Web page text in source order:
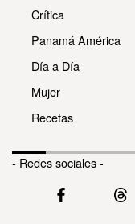
Crítica
Panamá América
Día a Día
Mujer
Recetas
- Redes sociales -